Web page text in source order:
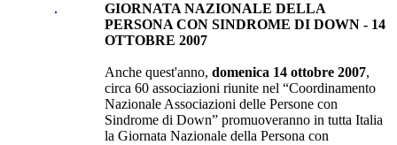
GIORNATA NAZIONALE DELLA
PERSONA CON SINDROME DI DOWN - 14
OTTOBRE 2007
Anche quest'anno, domenica 14 ottobre 2007,
circa 60 associazioni riunite nel “Coordinamento
Nazionale Associazioni delle Persone con
Sindrome di Down” promuoveranno in tutta Italia
la Giornata Nazionale della Persona con